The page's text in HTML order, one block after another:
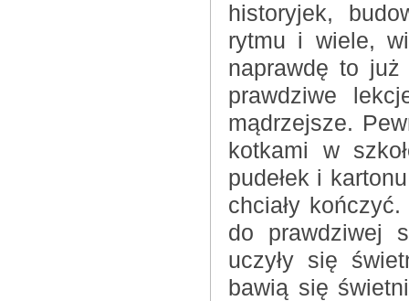
historyjek,
rytmu i wiele,
naprawdę to
prawdziwe
mądrzejsze.
kotkami w
pudełek i
chciały
do prawdziwej
uczyły się
bawią się